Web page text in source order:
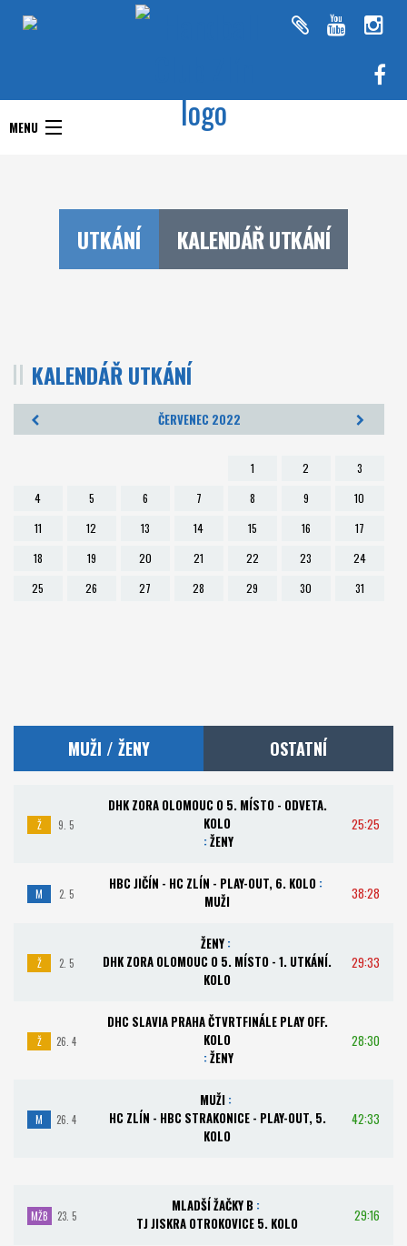
RHC Handball Club
MENU
Doprastav liga ženy
Chance Extraliga
O klubu
Partneři
Kontakt
UTKÁNÍ KALENDÁŘ UTKÁNÍ
KALENDÁŘ UTKÁNÍ
ČERVENEC 2022
1 2
3
4
5 6 7 8 9
10
11
12 13 14 15 16
17
18
19 20 21 22 23
24
25
26 27 28 29 30 31
MUŽI / ŽENY OSTATNÍ
Ž 9. 5
DHK ZORA OLOMOUC O 5. MÍSTO - ODVETA.
KOLO
: ŽENY
25:25
M 2. 5
HBC JIČÍN - HC ZLÍN - PLAY-OUT, 6. KOLO :
MUŽI
38:28
Ž 2. 5
ŽENY :
DHK ZORA OLOMOUC O 5. MÍSTO - 1. UTKÁNÍ.
KOLO
29:33
Ž 26. 4
DHC SLAVIA PRAHA ČTVRTFINÁLE PLAY OFF.
KOLO
: ŽENY
28:30
M 26. 4
MUŽI :
HC ZLÍN - HBC STRAKONICE - PLAY-OUT, 5.
KOLO
42:33
MŽB 23. 5
MLADŠÍ ŽAČKY B :
TJ JISKRA OTROKOVICE 5. KOLO
29:16